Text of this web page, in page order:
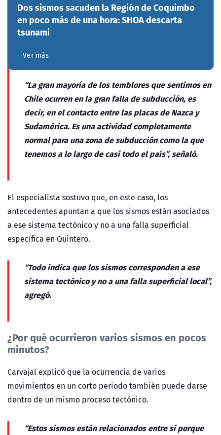
Dos sismos sacuden la Región de Coquimbo
en poco más de una hora: SHOA descarta
tsunami
Ver más
“La gran mayoría de los temblores que sentimos en
Chile ocurren en la gran falla de subducción, es
decir, en el contacto entre las placas de Nazca y
Sudamérica. Es una actividad completamente
normal para una zona de subducción como la que
tenemos a lo largo de casi todo el país”, señaló.
El especialista sostuvo que, en este caso, los
antecedentes apuntan a que los sismos están asociados
a ese sistema tectónico y no a una falla superficial
específica en Quintero.
“Todo indica que los sismos corresponden a ese
sistema tectónico y no a una falla superficial local”,
agregó.
¿Por qué ocurrieron varios sismos en pocos
minutos?
Carvajal explicó que la ocurrencia de varios
movimientos en un corto periodo también puede darse
dentro de un mismo proceso tectónico.
“Estos sismos están relacionados entre sí porque